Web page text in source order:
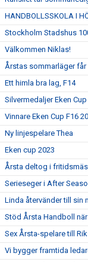
HANDBOLLSSKOLA I
Stockholm Stadshus
Välkommen Niklas!
Årstas sommarläger
Ett himla bra lag, F14
Silvermedaljer Eken Cup
Vinnare Eken Cup F16
Ny linjespelare Thea
Eken cup 2023
Årsta deltog i
Serieseger i After
Linda återvänder till sin
Stöd Årsta Handboll
Sex Årsta-spelare till
Vi bygger framtida